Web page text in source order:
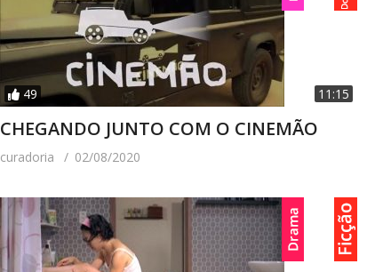
49 11:15
CHEGANDO JUNTO COM O CINEMÃO
curadoria 02/08/2020